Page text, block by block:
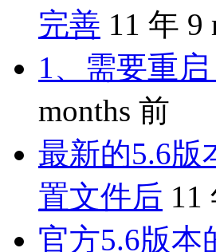
完善 11 年 9
1、需要重
months 前
最新的5.6版
置文件后 11
官方5.6版本